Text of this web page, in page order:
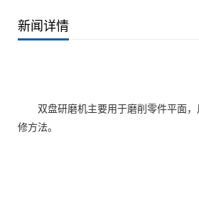
新闻详情
双盘研磨机主要用于磨削零件平面，
修方法。